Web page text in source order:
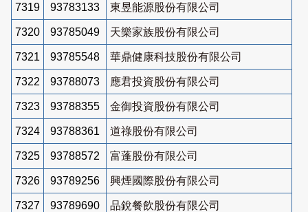
7319 93783133 東昱能源股份有限公司
7320 93785049 天樂家族股份有限公司
7321 93785548 華鼎健康科技股份有限公司
7322 93788073 應君投資股份有限公司
7323 93788355 金御投資股份有限公司
7324 93788361 道祿股份有限公司
7325 93788572 富蓬股份有限公司
7326 93789256 興煙國際股份有限公司
7327 93789690 品銳餐飲股份有限公司